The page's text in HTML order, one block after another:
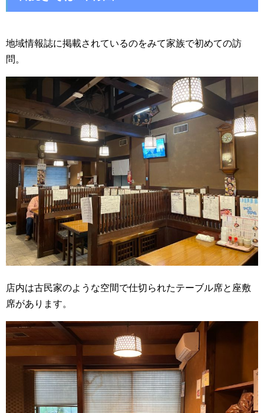
地域情報誌に掲載されているのをみて家族で初めての訪
問。
店内は古民家のような空間で仕切られたテーブル席と座敷
席があります。